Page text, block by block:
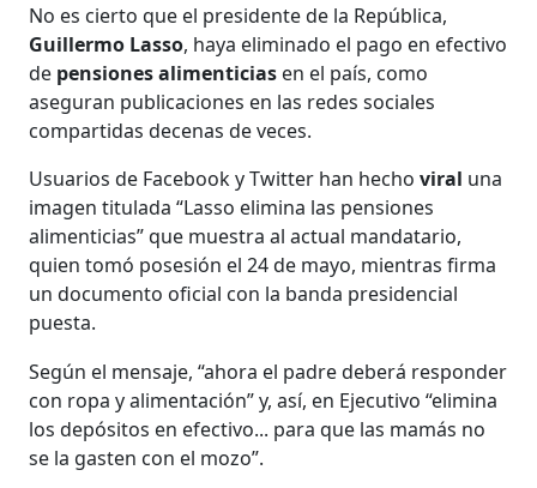
No es cierto que el presidente de la República,
Guillermo Lasso, haya eliminado el pago en efectivo
de pensiones alimenticias en el país, como
aseguran publicaciones en las redes sociales
compartidas decenas de veces.
Usuarios de Facebook y Twitter han hecho viral una
imagen titulada “Lasso elimina las pensiones
alimenticias” que muestra al actual mandatario,
quien tomó posesión el 24 de mayo, mientras firma
un documento oficial con la banda presidencial
puesta.
Según el mensaje, “ahora el padre deberá responder
con ropa y alimentación” y, así, en Ejecutivo “elimina
los depósitos en efectivo... para que las mamás no
se la gasten con el mozo”.